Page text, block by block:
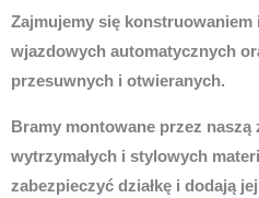
Zajmujemy się konstruowaniem
wjazdowych automatycznych
przesuwnych i otwieranych.
Bramy montowane przez naszą
wytrzymałych i stylowych
zabezpieczyć działkę i dodają